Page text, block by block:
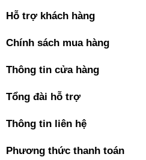
Hỗ trợ khách hàng
Chính sách mua hàng
Thông tin cửa hàng
Tổng đài hỗ trợ
Thông tin liên hệ
Phương thức thanh toán